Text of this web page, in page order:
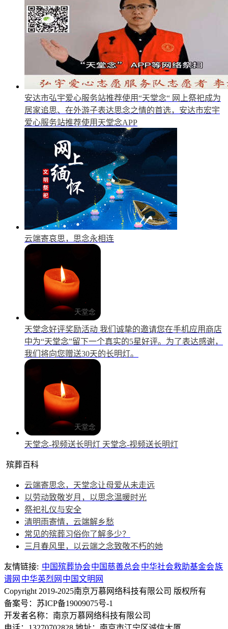
安达市弘宇爱心服务站推荐使用“天堂念“ 网上祭祀成为
居家追思、在外游子表达思念之情的首选，安达市宏宇
爱心服务站推荐使用天堂念APP
云端寄哀思，思念永相连
天堂念好评奖励活动 我们诚挚的邀请您在手机应用商店
中为“天堂念”留下一个真实的5星好评。为了表达感谢，
我们将向您赠送30天的长明灯。
天堂念-视频送长明灯 天堂念-视频送长明灯
殡葬百科
云端寄思念，天堂念让母爱从未走远
以劳动致敬岁月，以思念温暖时光
祭祀礼仪与安全
清明雨寄情，云端解乡愁
常见的殡葬习俗你了解多少？
三月春风里，以云端之念致敬不朽的她
友情链接: 中国殡葬协会中国慈善总会中华社会救助基金会族
谱网 中华英烈网 中国文明网
Copyright 2019-2025南京万慕网络科技有限公司 版权所有
备案号：苏ICP备19009075号-1
开发者名称：南京万慕网络科技有限公司